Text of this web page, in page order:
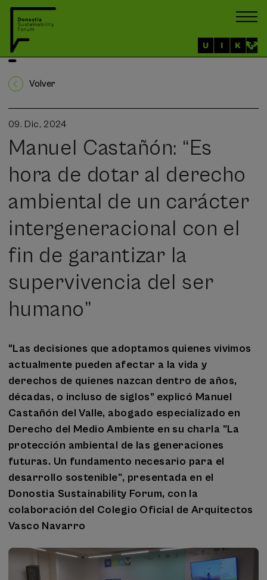
Volver
09. Dic, 2024
Manuel Castañón: “Es
hora de dotar al derecho
ambiental de un carácter
intergeneracional con el
fin de garantizar la
supervivencia del ser
humano”
“Las decisiones que adoptamos quienes vivimos
actualmente pueden afectar a la vida y
derechos de quienes nazcan dentro de años,
décadas, o incluso de siglos” explicó Manuel
Castañón del Valle, abogado especializado en
Derecho del Medio Ambiente en su charla "La
protección ambiental de las generaciones
futuras. Un fundamento necesario para el
desarrollo sostenible", presentada en el
Donostia Sustainability Forum, con la
colaboración del Colegio Oficial de Arquitectos
Vasco Navarro